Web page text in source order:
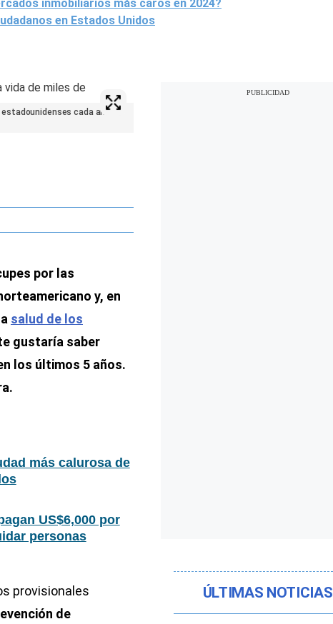
inmobiliarios más caros en 2024?
en Estados Unidos
cada año
por las
y, en
salud de los
gustaría saber
los últimos 5 años.
más calurosa de
US$6,000 por
personas
provisionales
de
ÚLTIMAS NOTICIAS